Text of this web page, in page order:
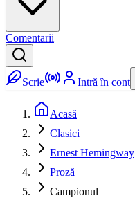
Comentarii
Scrie Intră în cont
Acasă
Clasici
Ernest Hemingway
Proză
Campionul